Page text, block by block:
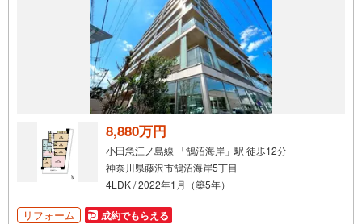
8,880万円
小田急江ノ島線 「鵠沼海岸」駅 徒歩12分
神奈川県藤沢市鵠沼海岸5丁目
4LDK / 2022年1月（築5年）
リフォーム 成約でもらえる